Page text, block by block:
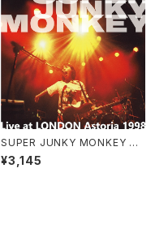
SUPER JUNKY MONKEY CD
"Live at LONDON Astoria 1
998"
¥3,145